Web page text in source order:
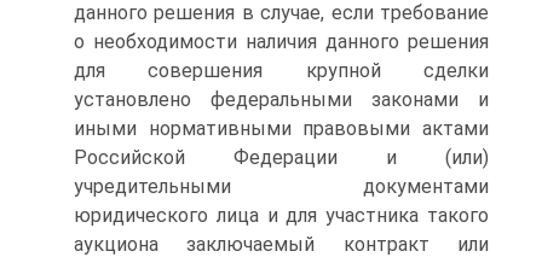
данного решения в случае, если требование
о необходимости наличия данного решения
для совершения крупной сделки
установлено федеральными законами и
иными нормативными правовыми актами
Российской Федерации и (или)
учредительными документами
юридического лица и для участника такого
аукциона заключаемый контракт или